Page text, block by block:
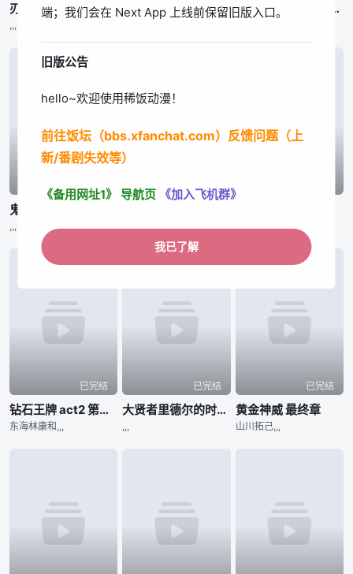
刃牙道 第2部分
,,,
刃牙道 第2部分 公立海老栖川高校天闷部
已完结
鬼泣 第二季
已完结
已完结
钻石王牌 act2 第二季
东海林康和,,,
已完结
大贤者里德尔的时空逆行
,,,
已完结
黄金神威 最终章
山川拓己,,,
端；我们会在 Next App 上线前保留旧版入口。
旧版公告
hello~欢迎使用稀饭动漫！
前往饭坛（bbs.xfanchat.com）反馈问题（上
新/番剧失效等）
《备用网址1》 导航页 《加入飞机群》
我已了解